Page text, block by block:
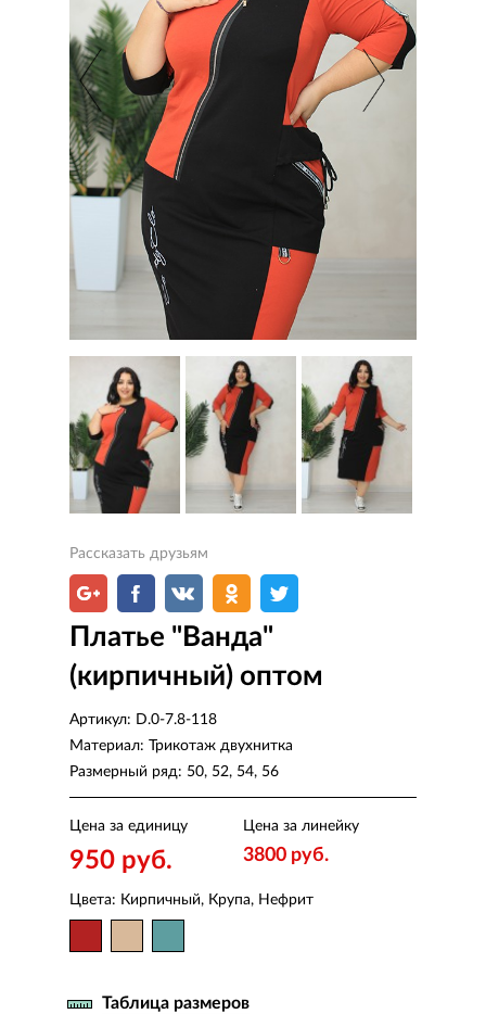
Рассказать друзьям
Платье "Ванда"
(кирпичный) оптом
Артикул: D.0-7.8-118
Материал: Трикотаж двухнитка
Размерный ряд: 50, 52, 54, 56
Цена за единицу
950 руб.
Цена за линейку
3800 руб.
Цвета: Кирпичный, Крупа, Нефрит
Таблица размеров